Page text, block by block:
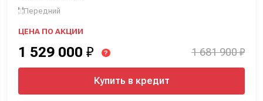
Передний
ЦЕНА ПО АКЦИИ
1 529 000 ₽ ? 1 681 900 ₽
Купить в кредит